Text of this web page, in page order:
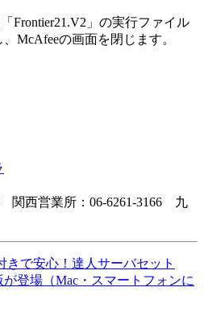
Frontier21.V2」の実行ファイル
McAfeeの画面を閉じます。
関西営業所：06-6261-3166 九
きで安心！達人サーバセット
登場（Mac・スマートフォンに